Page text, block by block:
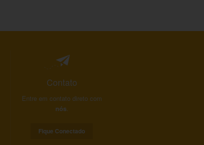
Contato
Entre em contato direto com
nós.
Fique Conectado